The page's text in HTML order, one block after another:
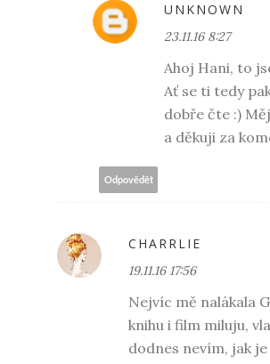
UNKNOWN
23.11.16 8:27
Ahoj Hani, to
Ať se ti tedy
dobře čte :)
a děkuji za
Odpovědět
CHARRLIE
19.11.16 17:56
Nejvíc mě nalákala
knihu i film miluju,
dodnes nevím, jak